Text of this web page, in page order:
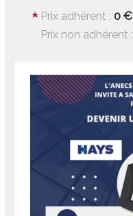
Prix adhérent :0 €
Prix non adhérent :